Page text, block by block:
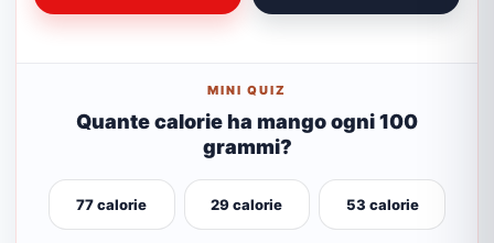
MINI QUIZ
Quante calorie ha mango ogni 100
grammi?
77 calorie 29 calorie 53 calorie